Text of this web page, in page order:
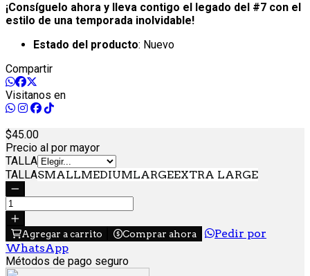
¡Consíguelo ahora y lleva contigo el legado del #7 con el
estilo de una temporada inolvidable!
Estado del producto: Nuevo
Compartir
Visitanos en
45.00
Precio al por mayor
TALLA
TALLASMALLMEDIUMLARGEEXTRA LARGE
Agregar a carrito Comprar ahora
Pedir por
WhatsApp
Métodos de pago seguro